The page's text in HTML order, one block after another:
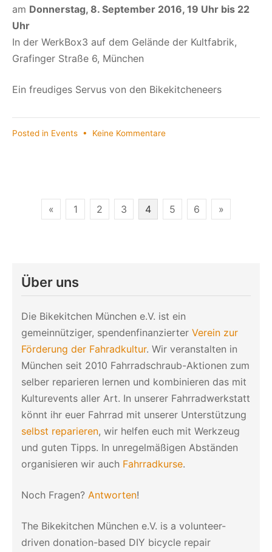
am Donnerstag, 8. September 2016, 19 Uhr bis 22
Uhr
In der WerkBox3 auf dem Gelände der Kultfabrik,
Grafinger Straße 6, München
Ein freudiges Servus von den Bikekitcheneers
Posted in Events • Keine Kommentarezu
Seitennummerierung
« 1 2 3 4 5 6 »
Über uns
Die Bikekitchen München e.V. ist ein
gemeinnütziger, spendenfinanzierter Verein zur
Förderung der Fahradkultur. Wir veranstalten in
München seit 2010 Fahrradschraub-Aktionen zum
selber reparieren lernen und kombinieren das mit
Kulturevents aller Art. In unserer Fahrradwerkstatt
könnt ihr euer Fahrrad mit unserer Unterstützung
selbst reparieren, wir helfen euch mit Werkzeug
und guten Tipps. In unregelmäßigen Abständen
organisieren wir auch Fahrradkurse.
Noch Fragen? Antworten!
The Bikekitchen München e.V. is a volunteer-
driven donation-based DIY bicycle repair